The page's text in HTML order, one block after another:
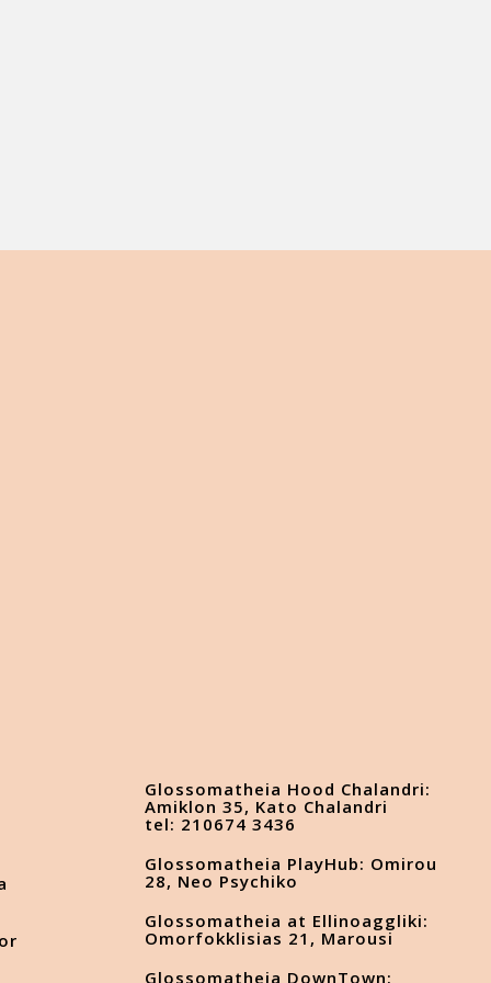
Glossomatheia Hood Chalandri:
Amiklon 35, Kato Chalandri
tel: 210674 3436
Glossomatheia PlayHub: Omirou
28, Neo Psychiko
Glossomatheia at Ellinoaggliki:
Omorfokklisias 21, Marousi
Glossomatheia DownTown: